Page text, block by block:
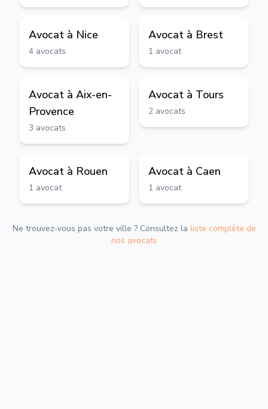
Avocat à Nice
4 avocats
Avocat à Brest
1 avocat
Avocat à Aix-en-
Provence
3 avocats
Avocat à Tours
2 avocats
Avocat à Rouen
1 avocat
Avocat à Caen
1 avocat
Ne trouvez-vous pas votre ville ? Consultez la liste complète de
nos avocats